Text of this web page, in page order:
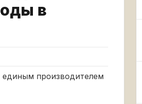
в
единым производителем